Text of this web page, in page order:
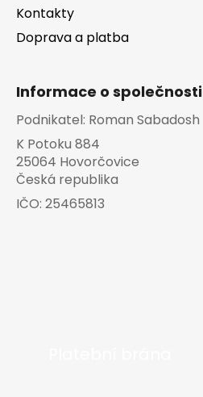
Kontakty
Doprava a platba
Informace o společnosti
Podnikatel: Roman Sabadosh
K Potoku 884
25064 Hovorčovice
Česká republika
IČO: 25465813